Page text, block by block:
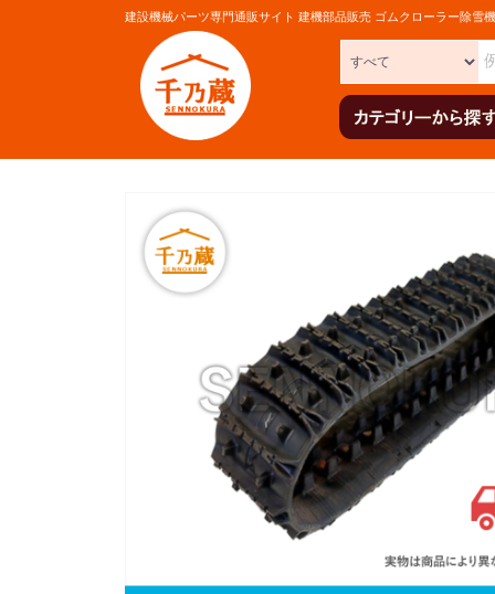
建設機械パーツ専門通販サイト 建機部品販売 ゴムクローラー除雪